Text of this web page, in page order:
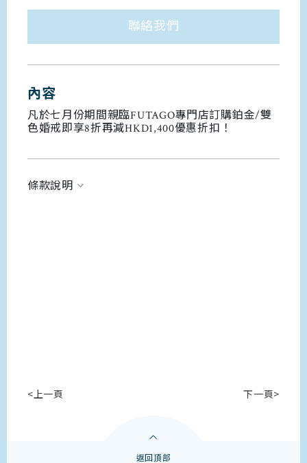
聯絡我們
內容
凡於七月份期間親臨FUTAGO專門店訂購鉑金/雙
色婚戒即享8折再減HKD1,400優惠折扣！
條款說明
<上一頁 下一頁>
返回頂部